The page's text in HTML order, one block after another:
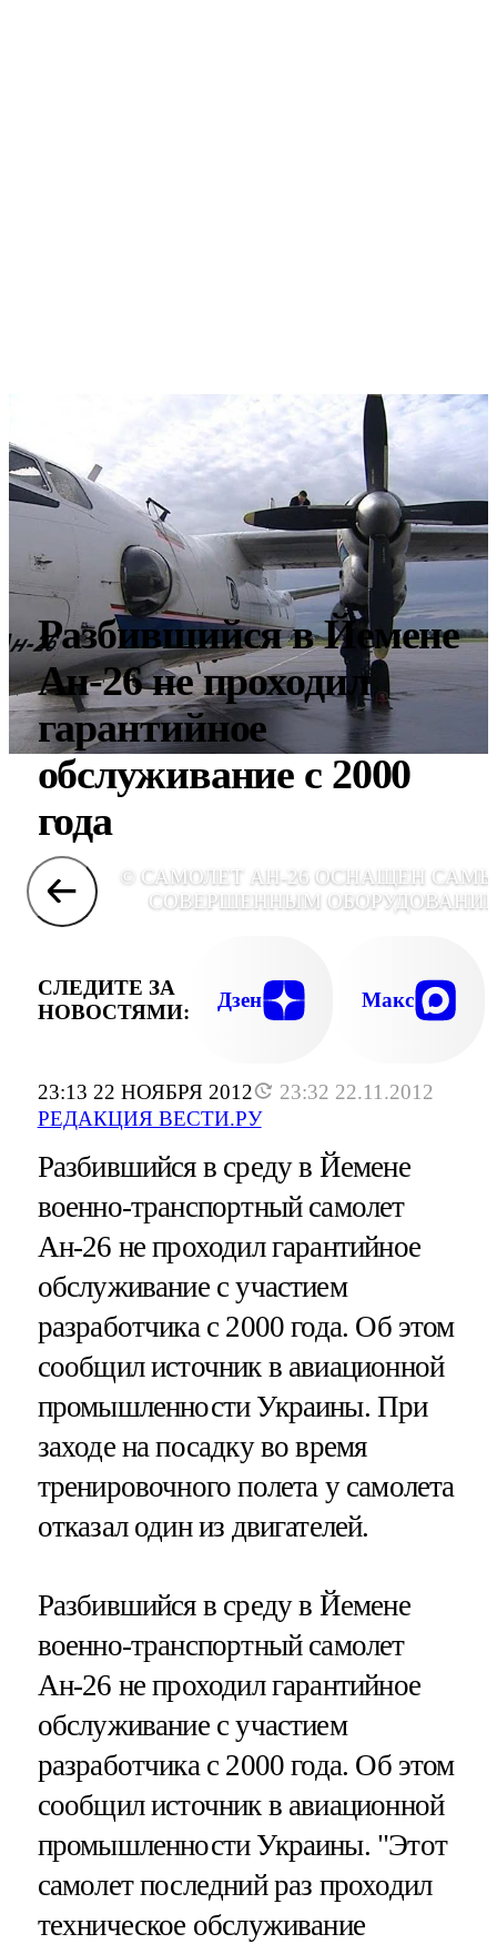
23:13 22 НОЯБРЯ 2012
23:32 22.11.2012
РЕДАКЦИЯ ВЕСТИ.РУ
Разбившийся в Йемене
Ан-26 не проходил
гарантийное
обслуживание с 2000
года
© САМОЛЕТ АН-26 ОСНАЩЕН
СОВЕРШЕННЫМ
СЛЕДИТЕ ЗА
НОВОСТЯМИ:
Дзен Макс
Разбившийся в среду в Йемене
военно-транспортный самолет
Ан-26 не проходил гарантийное
обслуживание с участием
разработчика с 2000 года. Об этом
сообщил источник в авиационной
промышленности Украины. При
заходе на посадку во время
тренировочного полета у самолета
отказал один из двигателей.
Разбившийся в среду в Йемене
военно-транспортный самолет
Ан-26 не проходил гарантийное
обслуживание с участием
разработчика с 2000 года. Об этом
сообщил источник в авиационной
промышленности Украины. "Этот
самолет последний раз проходил
техническое обслуживание